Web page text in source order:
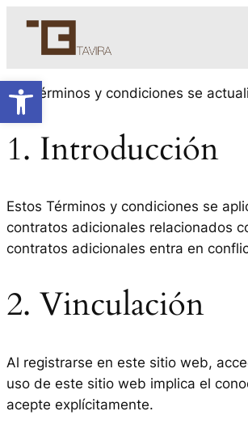
Abrir barra de herramientas
Saltar
contenido
Los términos y condiciones se
1. Introducción
Estos Términos y condiciones se
contratos adicionales relacionados
contratos adicionales entra en
2. Vinculación
Al registrarse en este sitio web,
uso de este sitio web implica el
acepte explícitamente.